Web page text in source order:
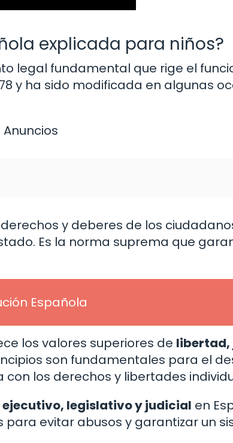
explicada para niños?
legal fundamental que rige el
y ha sido modificada en algunas
Anuncios
y deberes de los
Es la norma suprema que
Española
los valores superiores de
son fundamentales para el
los derechos y libertades
ejecutivo, legislativo y judicial en
evitar abusos y garantizar un